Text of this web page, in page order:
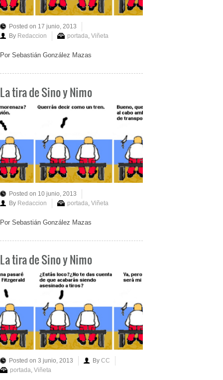
Posted on 17 junio, 2013
By Redaccion portada, Viñeta
Por Sebastián González Mazas
La tira de Sino y Nimo
Posted on 10 junio, 2013
By Redaccion portada Viñeta
Por Sebastián González Mazas
La tira de Sino y Nimo
Posted on 3 junio, 2013 By CC
portada Viñeta